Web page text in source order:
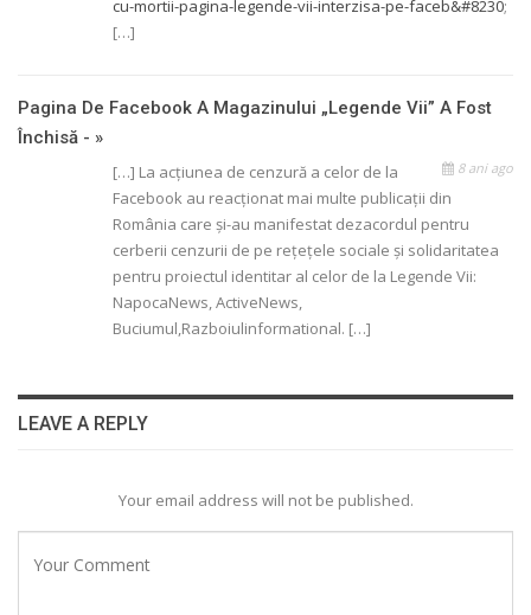
cu-mortii-pagina-legende-vii-interzisa-pe-faceb&#8230;
[…]
Pagina De Facebook A Magazinului „Legende Vii” A Fost
Închisă - »
8 ani ago
[…] La acțiunea de cenzură a celor de la
Facebook au reacționat mai multe publicații din
România care și-au manifestat dezacordul pentru
cerberii cenzurii de pe rețețele sociale și solidaritatea
pentru proiectul identitar al celor de la Legende Vii:
NapocaNews, ActiveNews,
Buciumul,Razboiulinformational. […]
LEAVE A REPLY
Your email address will not be published.